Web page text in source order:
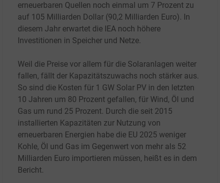
erneuerbaren Quellen noch einmal um 7 Prozent zu
auf 105 Milliarden Dollar (90,2 Milliarden Euro). In
diesem Jahr erwartet die IEA noch höhere
Investitionen in Speicher und Netze.
Weil die Preise vor allem für die Solaranlagen weiter
fallen, fällt der Kapazitätszuwachs noch stärker aus.
So sind die Kosten für 1 GW Solar PV in den letzten
10 Jahren um 80 Prozent gefallen, für Wind, Öl und
Gas um rund 25 Prozent. Durch die seit 2015
installierten Kapazitäten zur Nutzung von
erneuerbaren Energien habe die EU 2025 weniger
Kohle, Öl und Gas im Gegenwert von mehr als 52
Milliarden Euro importieren müssen, heißt es in dem
Bericht.